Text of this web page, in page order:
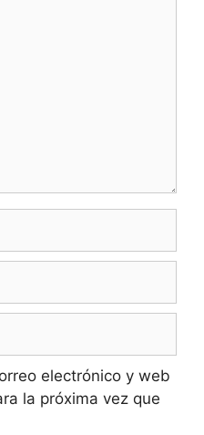
electrónico y web
la próxima vez que